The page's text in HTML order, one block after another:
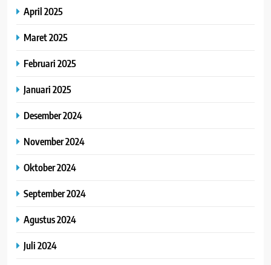
April 2025
Maret 2025
Februari 2025
Januari 2025
Desember 2024
November 2024
Oktober 2024
September 2024
Agustus 2024
Juli 2024